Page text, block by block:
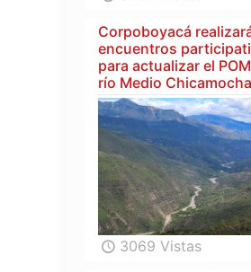
Corpoboyacá
encuentros
para actualizar el
río Medio Chicamocha
3069 Vistas